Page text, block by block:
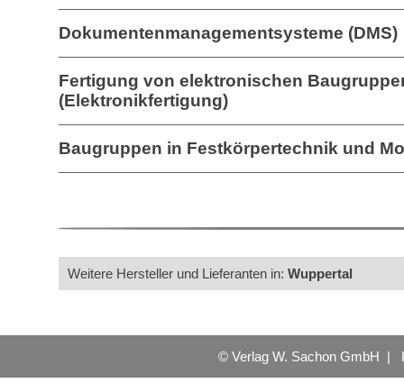
Dokumentenmanagementsysteme (DMS)
Fertigung von elektronischen
(Elektronikfertigung)
Baugruppen in Festkörpertechnik und
Weitere Hersteller und Lieferanten in: Wuppertal
© Verlag W. Sachon GmbH |